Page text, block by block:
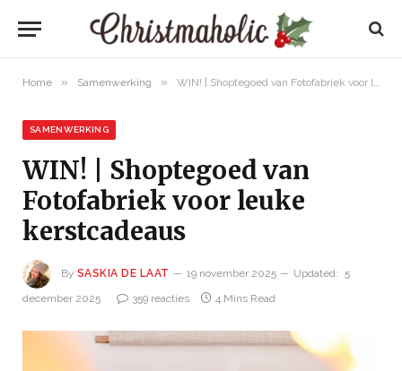
Home » Samenwerking » WIN! | Shoptegoed van Fotofabriek voor leuke kerstcadeaus
SAMENWERKING
WIN! | Shoptegoed van
Fotofabriek voor leuke
kerstcadeaus
By SASKIA DE LAAT 19 november 2025 Updated: 5
december 2025
359 reacties 4 Mins Read